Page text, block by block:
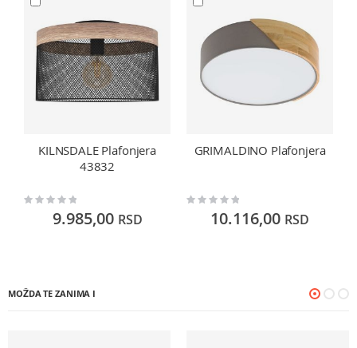
KILNSDALE Plafonjera
43832
Rating:
9.985,00 RSD
GRIMALDINO Plafonjera
Rating:
10.116,00 RSD
MOŽDA TE ZANIMA I